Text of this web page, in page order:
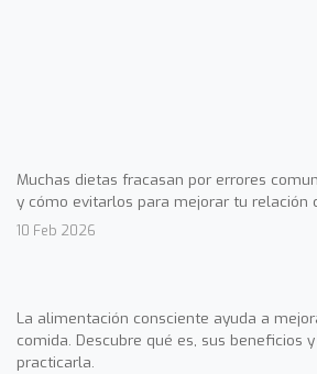
Muchas dietas fracasan por errores
y cómo evitarlos para mejorar tu relación
10 Feb 2026
La alimentación consciente ayuda a
comida. Descubre qué es, sus beneficios
practicarla.